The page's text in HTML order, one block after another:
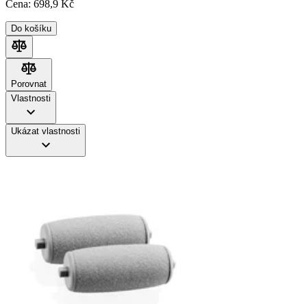
Cena: 698,9 Kč
Do košíku
Porovnat
Porovnat
Vlastnosti
Ukázat vlastnosti